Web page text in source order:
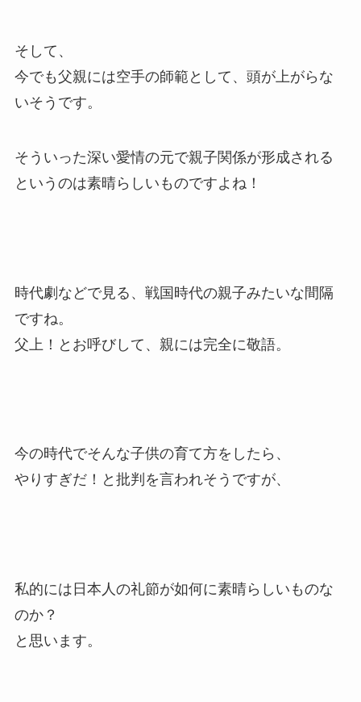
そして、
今でも父親には空手の師範として、頭が上がらな
いそうです。
そういった深い愛情の元で親子関係が形成される
というのは素晴らしいものですよね！
時代劇などで見る、戦国時代の親子みたいな間隔
ですね。
父上！とお呼びして、親には完全に敬語。
今の時代でそんな子供の育て方をしたら、
やりすぎだ！と批判を言われそうですが、
私的には日本人の礼節が如何に素晴らしいものな
のか？
と思います。